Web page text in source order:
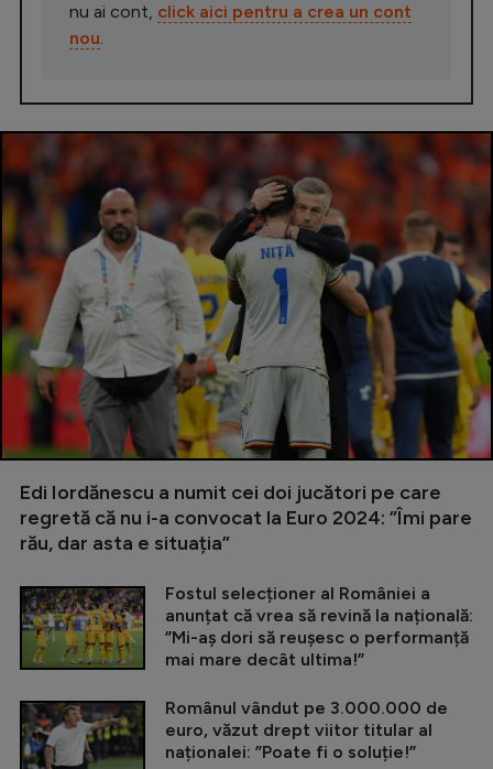
nu ai cont, click aici pentru a crea un cont
nou.
Edi Iordănescu a numit cei doi jucători pe care
regretă că nu i-a convocat la Euro 2024: ”Îmi pare
rău, dar asta e situația”
Fostul selecționer al României a
anunțat că vrea să revină la națională:
”Mi-aș dori să reușesc o performanță
mai mare decât ultima!”
Românul vândut pe 3.000.000 de
euro, văzut drept viitor titular al
naționalei: ”Poate fi o soluție!”